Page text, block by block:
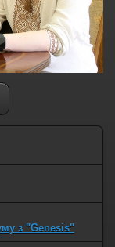
з "Genesis"